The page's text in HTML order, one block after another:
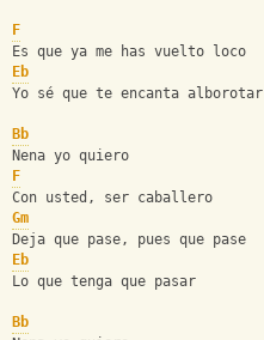
F
Es que ya me has vuelto loco
Eb
Yo sé que te encanta alborotar
Bb
Nena yo quiero
F
Con usted, ser caballero
Gm
Deja que pase, pues que pase
Eb
Lo que tenga que pasar
Bb